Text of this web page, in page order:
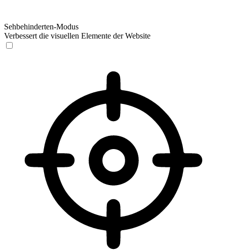
Sehbehinderten-Modus
Verbessert die visuellen Elemente der Website